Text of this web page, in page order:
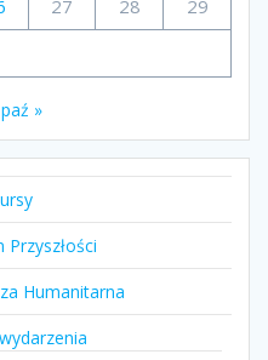
27 28
29
paź »
Humanitarna